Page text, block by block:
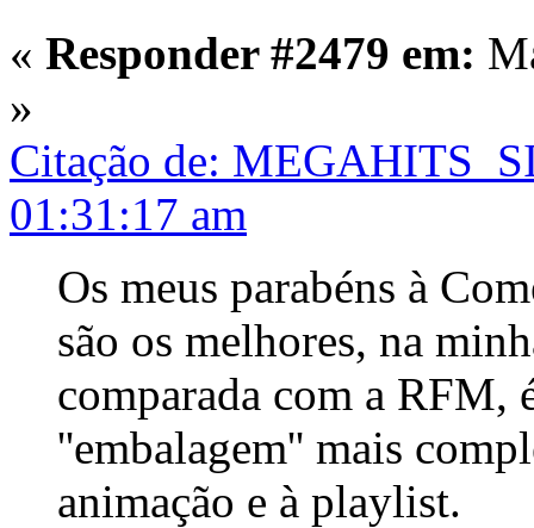
« Responder #2479 em:
»
Citação de:
01:31:17 am
Os meus parabéns à
são os melhores, na
comparada com a RFM,
''embalagem'' mais
animação e à playlist.